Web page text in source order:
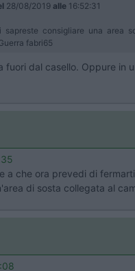
28/08/2019 alle 16:52:31
sapreste consigliare una
fabri65
fuori dal casello. Oppure
a che ora prevedi di
di sosta collegata al